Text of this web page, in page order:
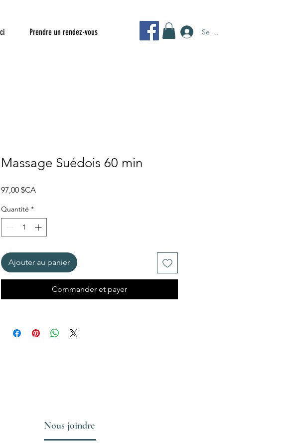
Prendre un rendez-vous Se connecter
Massage Suédois 60 min
97,00 $CAPrix
Quantité *
Ajouter au panier
Commander et payer
Nous joindre